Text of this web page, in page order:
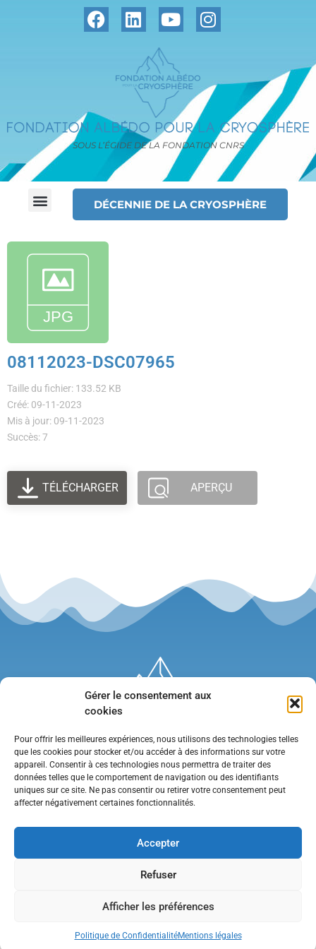
Gérer le consentement aux
cookies
Pour offrir les meilleures expériences, nous utilisons des technologies telles
que les cookies pour stocker et/ou accéder à des informations sur votre
appareil. Consentir à ces technologies nous permettra de traiter des
données telles que le comportement de navigation ou des identifiants
uniques sur ce site. Ne pas consentir ou retirer votre consentement peut
affecter négativement certaines fonctionnalités.
Accepter
Refuser
Afficher les préférences
Politique de ConfidentialitéMentions légales
SOUS L’ÉGIDE DE LA FONDATION CNRS
DÉCENNIE DE LA CRYOSPHÈRE
08112023-DSC07965
Taille du fichier: 133.52 KB
Créé: 09-11-2023
Mis à jour: 09-11-2023
Succès: 7
TÉLÉCHARGER APERÇU
•Contact